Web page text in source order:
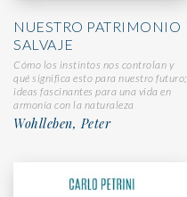
NUESTRO PATRIMONIO
SALVAJE
Cómo los instintos nos controlan y
qué significa esto para nuestro futuro;
ideas fascinantes para una vida en
armonía con la naturaleza
Wohlleben, Peter